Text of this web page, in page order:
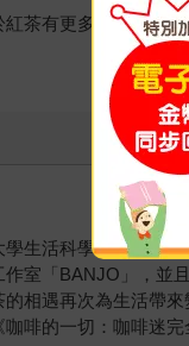
茶有更多了解，搭
生活科學系碩士，
室「BANJO」，並
相遇再次為生活帶
啡的一切：咖啡迷完